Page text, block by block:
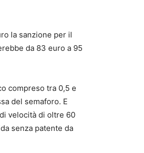
la sanzione per il
da 83 euro a 95
compreso tra 0,5 e
del semaforo. E
velocità di oltre 60
senza patente da